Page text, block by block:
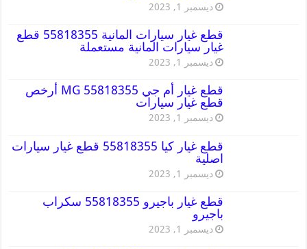
ديسمبر 1, 2023
قطع غيار سيارات المانية 55818355 قطع
غيار سيارات المانية مستعملة
ديسمبر 1, 2023
قطع غيار أم جي MG 55818355 أرخص
قطع غيار سيارات
ديسمبر 1, 2023
قطع غيار كيا 55818355 قطع غيار سيارات
اصلية
ديسمبر 1, 2023
قطع غيار باجيرو 55818355 سكراب
باجيرو
ديسمبر 1, 2023